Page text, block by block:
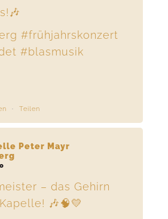
#frühjahrskonzert
#blasmusik
· Teilen
Peter Mayr
– das Gehirn
🎶🧠💛